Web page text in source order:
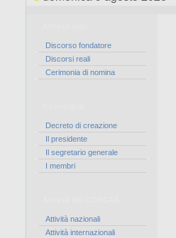
Discorso fondatore
Discorsi reali
Cerimonia di nomina
Decreto di creazione
Il presidente
Il segretario generale
I membri
Attività nazionali
Attività internazionali